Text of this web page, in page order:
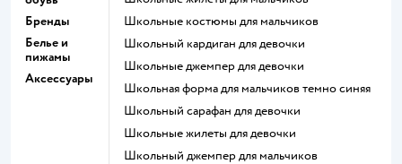
Бренды
Белье и
пижамы
Аксессуары
Школьные костюмы для мальчиков
Школьный кардиган для девочки
Школьные джемпер для девочки
Школьная форма для мальчиков темно синяя
Школьный сарафан для девочки
Школьные жилеты для девочки
Школьный джемпер для мальчиков